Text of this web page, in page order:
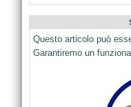
Questo articolo può
Garantiremo un